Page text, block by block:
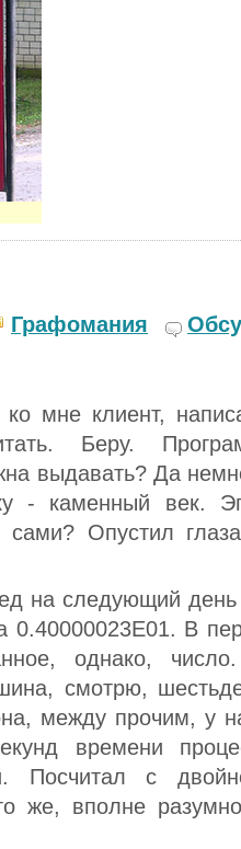
Графомания
клиент,
Беру.
выдавать? Да
- каменный век.
Опустил
на следующий день
0.40000023E01. В
однако,
смотрю,
между прочим, у
времени
Посчитал с
же, вполне